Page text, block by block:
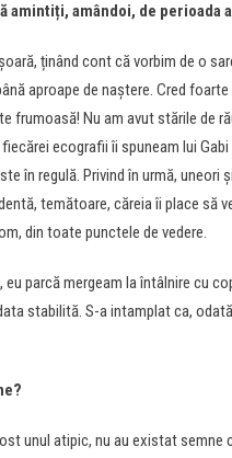
amintiți, amândoi, de perioada
ținând cont că vorbim de o
aproape de naștere. Cred
frumoasă! Nu am avut stările de
ecografii îi spuneam lui
în regulă. Privind în urmă, uneori
temătoare, căreia îi place să
din toate punctele de vedere.
eu parcă mergeam la întâlnire cu
stabilită. S-a intamplat ca,
unul atipic, nu au existat